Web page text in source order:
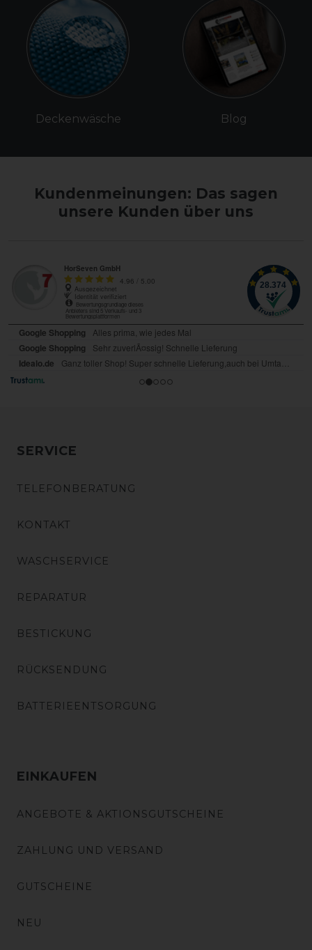
Deckenwäsche Blog
Kundenmeinungen: Das sagen
unsere Kunden über uns
SERVICE
TELEFONBERATUNG
KONTAKT
WASCHSERVICE
REPARATUR
BESTICKUNG
RÜCKSENDUNG
BATTERIEENTSORGUNG
EINKAUFEN
ANGEBOTE & AKTIONSGUTSCHEINE
ZAHLUNG UND VERSAND
GUTSCHEINE
NEU